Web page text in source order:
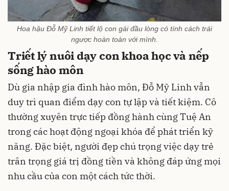
Hoa hậu Đỗ Mỹ Linh tiết lộ con gái đầu lòng có tính cách trái
ngược hoàn toàn với mình.
Triết lý nuôi dạy con khoa học và nếp
sống hào môn
Dù gia nhập gia đình hào môn, Đỗ Mỹ Linh vẫn
duy trì quan điểm dạy con tự lập và tiết kiệm. Cô
thường xuyên trực tiếp đồng hành cùng Tuệ An
trong các hoạt động ngoại khóa để phát triển kỹ
năng. Đặc biệt, người đẹp chú trọng việc dạy trẻ
trân trọng giá trị đồng tiền và không đáp ứng mọi
nhu cầu của con một cách tức thời.